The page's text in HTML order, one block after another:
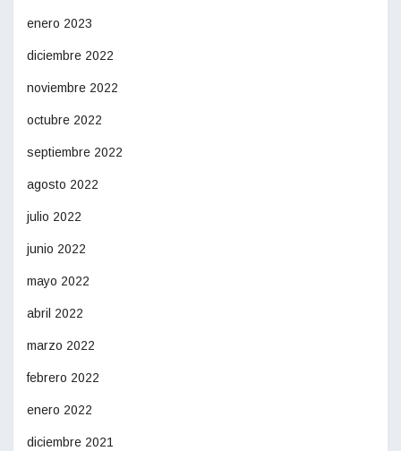
enero 2023
diciembre 2022
noviembre 2022
octubre 2022
septiembre 2022
agosto 2022
julio 2022
junio 2022
mayo 2022
abril 2022
marzo 2022
febrero 2022
enero 2022
diciembre 2021